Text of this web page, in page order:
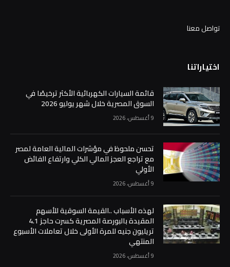
تواصل معنا
اختياراتنا
قائمة السيارات الكهربائية الأكثر ترخيصًا في
السوق المصرية خلال شهر يوليو 2026
9 أغسطس، 2026
تحسن ملحوظ في مؤشرات المالية العامة لمصر
مع تراجع العجز المالي الكلي وارتفاع الفائض
الأولي
9 أغسطس، 2026
لهذه الأسباب ..القيمة السوقية للأسهم
المقيدة بالبورصة المصرية كسرت حاجز 4.1
تريليون جنيه للمرة الأولى خلال تعاملات الأسبوع
المنتهي
9 أغسطس، 2026